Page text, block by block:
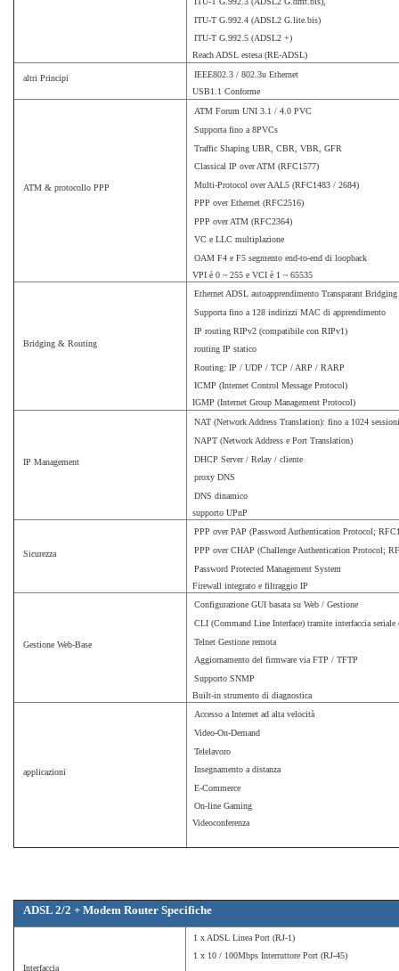
ITU-T G.992.4 (ADSL2 G.lite.bis)
ITU-T G.992.5 (ADSL2 +)
Reach ADSL estesa (RE-ADSL)
altri Principi
IEEE802.3 / 802.3u Ethernet
USB1.1 Conforme
ATM & protocollo PPP
ATM Forum UNI 3.1 / 4.0 PVC
Supporta fino a 8PVCs
Traffic Shaping UBR, CBR, VBR, GFR
Classical IP over ATM (RFC1577)
Multi-Protocol over AAL5 (RFC1483 / 2684)
PPP over Ethernet (RFC2516)
PPP over ATM (RFC2364)
VC e LLC multiplazione
OAM F4 e F5 segmento end-to-end di loopback
VPI è 0 ~ 255 e VCI è 1 ~ 65535
Bridging & Routing
Ethernet ADSL autoapprendimento Transparant
Supporta fino a 128 indirizzi MAC di apprendimento
IP routing RIPv2 (compatibile con RIPv1)
routing IP statico
Routing: IP / UDP / TCP / ARP / RARP
ICMP (Internet Control Message Protocol)
IGMP (Internet Group Management Protocol)
IP Management
NAT (Network Address Translation): fino a 1024
NAPT (Network Address e Port Translation)
DHCP Server / Relay / cliente
proxy DNS
DNS dinamico
supporto UPnP
Sicurezza
PPP over PAP (Password Authentication Protocol;
PPP over CHAP (Challenge Authentication Protocol;
Password Protected Management System
Firewall integrato e filtraggio IP
Gestione Web-Base
Configurazione GUI basata su Web / Gestione
CLI (Command Line Interface) tramite interfaccia seriale
Telnet Gestione remota
Aggiornamento del firmware via FTP / TFTP
Supporto SNMP
Built-in strumento di diagnostica
applicazioni
Accesso a Internet ad alta velocità
Video-On-Demand
Telelavoro
Insegnamento a distanza
E-Commerce
On-line Gaming
Videoconferenza
ADSL 2/2 + Modem Router Specifiche
Interfaccia
1 x ADSL Linea Port (RJ-1)
1 x 10 / 100Mbps Interruttore Port (RJ-45)